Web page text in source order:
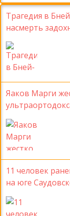
Трагедия в
насмерть
Яаков Марги
11 человек
на юге